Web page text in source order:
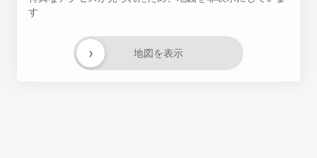
す
地図を表示
›